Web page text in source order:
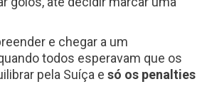
e chegar a um
todos esperavam que os
pela Suíça esó os penalties